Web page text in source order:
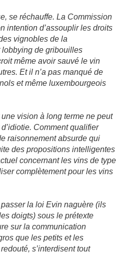
se réchauffe. La Commission
intention d’assouplir les droits
vignobles de la
de gribouilles
même avoir sauvé le vin
Et il n’a pas manqué de
et même luxembourgeois
vision à long terme ne peut
Comment qualifier
raisonnement absurde qui
des propositions intelligentes
concernant les vins de type
complètement pour les vins
la loi Evin naguère (ils
doigts) sous le prétexte
sur la communication
que les petits et les
s’interdisent tout